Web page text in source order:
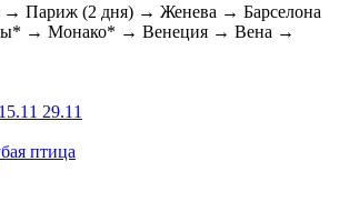
Париж (2 дня) → Женева → Барселона
→ Монако* → Венеция → Вена →
15.11 29.11
птица